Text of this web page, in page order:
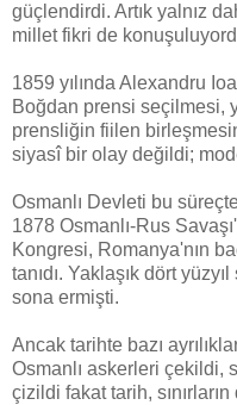
güçlendirdi. Artık yalnız
millet fikri de
1859 yılında Alexandru
Boğdan prensi seçilmesi,
prensliğin fiilen
siyasî bir olay değildi;
Osmanlı Devleti bu
1878 Osmanlı-Rus
Kongresi, Romanya'nın
tanıdı. Yaklaşık dört
sona ermişti.
Ancak tarihte bazı
Osmanlı askerleri çekildi,
çizildi fakat tarih,